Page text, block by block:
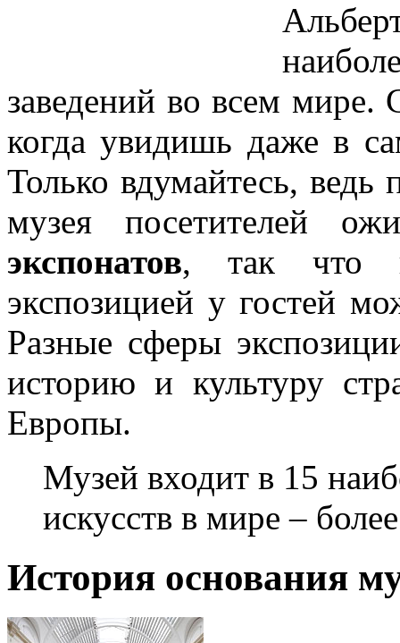
заведений во всем мире.
когда увидишь даже в
Только вдумайтесь,
музея посетителей
экспонатов, так что
экспозицией у гостей
Разные сферы
историю и культуру
Европы.
Музей входит в 15
искусств в мире –
История основания